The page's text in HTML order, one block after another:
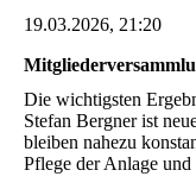
19.03.2026, 21:20
Die wichtigsten
Stefan Bergner ist
bleiben nahezu
Pflege der Anlage